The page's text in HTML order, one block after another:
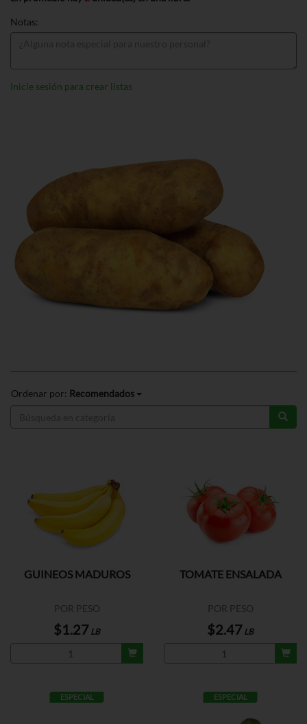
Notas:
Inicie sesión para crear listas
Ordenar por: Recomendados
GUINEOS MADUROS
POR PESO
$1.27 LB
TOMATE ENSALADA
POR PESO
$2.47 LB
ESPECIAL ESPECIAL